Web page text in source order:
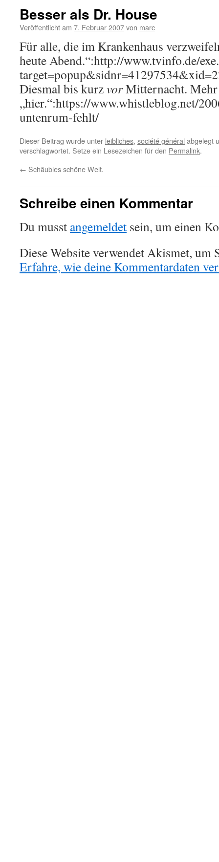
Besser als Dr. House
Veröffentlicht am 7. Februar 2007von marc
Für alle, die im Krankenhaus
heute Abend.“:http://www.tvinfo.de/
Diesmal bis kurzvorMitternacht. Mehr
„hier.“:https://www.whistleblog.net/
untenrum-fehlt/
Dieser Beitrag wurde unter leibliches, société général abgelegt
verschlagwortet. Setze ein Lesezeichen für den Permalink.
← Schäubles schöne Welt.
Schreibe einen Kommentar
Du musst angemeldet sein, um einen
Diese Website verwendet Akismet, um
Erfahre, wie deine Kommentardaten